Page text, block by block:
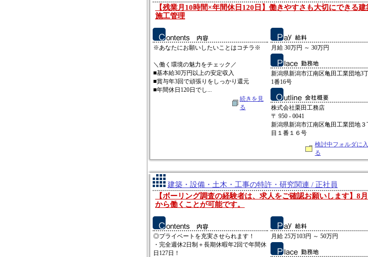
【残業月10時間×年間休日120日】働きやすさも大切にできる建
施工管理
※あなたにお願いしたいことはコチラ※
＼働く環境の魅力をチェック／
■基本給30万円以上の安定収入
■賞与年3回で頑張りをしっかり還元
■年間休日120日でし...
続きを見
る
月給 30万円 ～ 30万円
新潟県新潟市江南区亀田工業団地3
1番16号
株式会社栗田工務店
〒 950 - 0041
新潟県新潟市江南区亀田工業団地３
目１番１６号
検討中フォルダに
る
建築・設備・土木・工事の特許・研究関連 / 正社員
【ボーリング調査の経験者は、求人をご確認お願いします】8月
から働くことが可能です。
◎プライベートを充実させられます！
・完全週休2日制＋長期休暇年2回で年間休
日127日！
月給 25万103円 ～ 50万円